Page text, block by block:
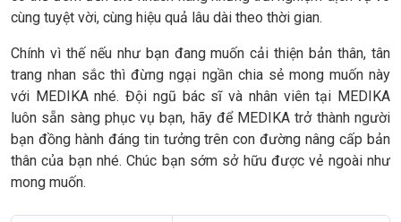
cùng tuyệt vời, cùng hiệu quả lâu dài theo thời gian.
Chính vì thế nếu như bạn đang muốn cải thiện bản thân, tân
trang nhan sắc thì đừng ngại ngần chia sẻ mong muốn này
với MEDIKA nhé. Đội ngũ bác sĩ và nhân viên tại MEDIKA
luôn sẵn sàng phục vụ bạn, hãy để MEDIKA trở thành người
bạn đồng hành đáng tin tưởng trên con đường nâng cấp bản
thân của bạn nhé. Chúc bạn sớm sở hữu được vẻ ngoài như
mong muốn.